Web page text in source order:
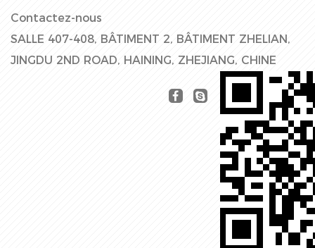
Contactez-nous
SALLE 407-408, BÂTIMENT 2, BÂTIMENT ZHELIAN,
JINGDU 2ND ROAD, HAINING, ZHEJIANG, CHINE